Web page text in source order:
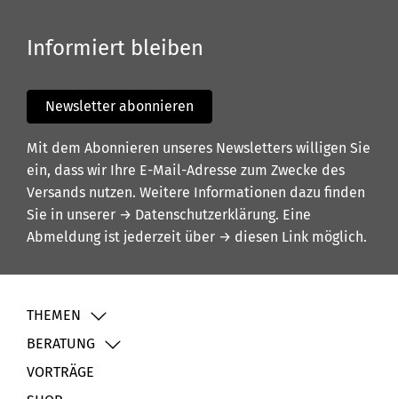
Informiert bleiben
Newsletter abonnieren
Mit dem Abonnieren unseres Newsletters willigen Sie
ein, dass wir Ihre E-Mail-Adresse zum Zwecke des
Versands nutzen. Weitere Informationen dazu finden
Sie in unserer → Datenschutzerklärung. Eine
Abmeldung ist jederzeit über → diesen Link möglich.
THEMEN
BERATUNG
VORTRÄGE